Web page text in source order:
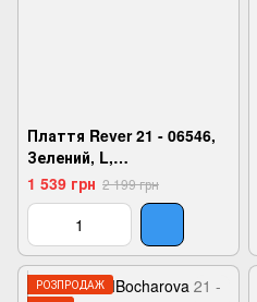
Плаття Rever 21 - 06546,
Зелений, L,
2999860758658
1 539 грн 2 199 грн
РОЗПРОДАЖ